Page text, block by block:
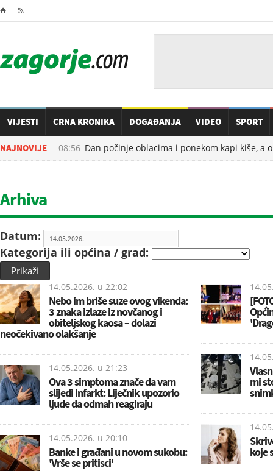
⌂ 
VIJESTI CRNA KRONIKA DOGAĐANJA VIDEO SPORT
NAJNOVIJE
u 08:56 Dan počinje oblacima i ponekom kapi kiše, a
Arhiva
Datum:
Kategorija ili općina / grad:
Prikaži
14.05.2026. u 22:02
Nebo im briše suze ovog vikenda:
3 znaka izlaze iz novčanog i
obiteljskog kaosa – dolazi
neočekivano olakšanje
14.05.2026. u 21:23
Ova 3 simptoma znače da vam
slijedi infarkt: Liječnik upozorio
ljude da odmah reagiraju
14.05.2026. u 20:10
Banke i građani u novom sukobu:
'Vrše se pritisci'
mi
koje